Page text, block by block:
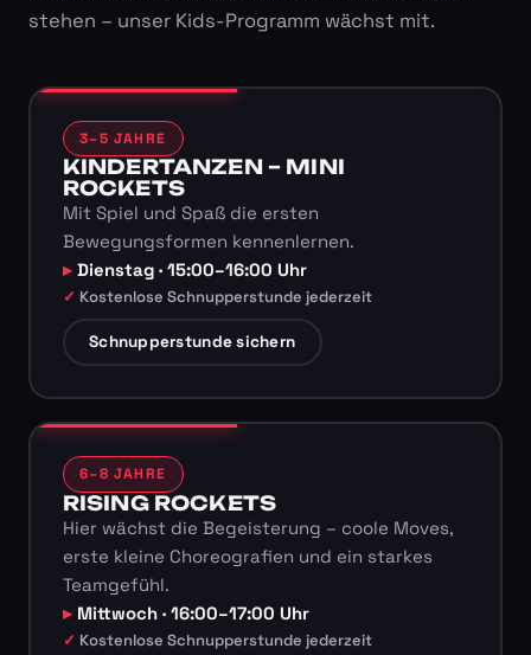
stehen – unser Kids-Programm wächst mit.
3–5 JAHRE
KINDERTANZEN – MINI
ROCKETS
Mit Spiel und Spaß die ersten
Bewegungsformen kennenlernen.
Dienstag · 15:00–16:00 Uhr
Kostenlose Schnupperstunde jederzeit
Schnupperstunde sichern
6–8 JAHRE
RISING ROCKETS
Hier wächst die Begeisterung – coole Moves,
erste kleine Choreografien und ein starkes
Teamgefühl.
Mittwoch · 16:00–17:00 Uhr
Kostenlose Schnupperstunde jederzeit